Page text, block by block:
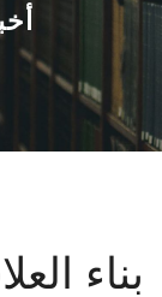
بناء